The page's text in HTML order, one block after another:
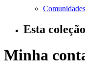
Esta coleção
Minha